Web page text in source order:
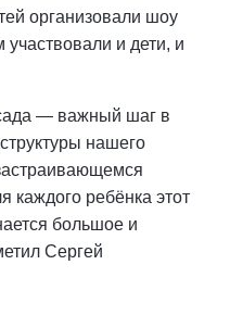
организовали шоу
и дети, и
— важный шаг в
нашего
каждого ребёнка этот
большое и
Сергей